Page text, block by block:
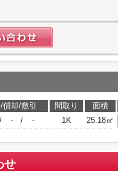
却/敷引 間取り 面積
/ - / - 1K 25.18㎡
せ